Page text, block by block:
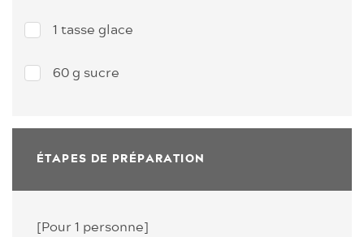
1 tasse glace
60 g sucre
ÉTAPES DE PRÉPARATION
[Pour 1 personne]